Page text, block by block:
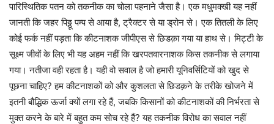
पारिस्थितिक पतन को तकनीक का चोला पहनाने जैसा है। एक मधुमक्खी यह नहीं
जानती कि जहर पिठ्ठू पम्प से आया है, ट्रैक्टर से या ड्रोन से। एक तितली के लिए
कोई फर्क नहीं पड़ता कि कीटनाशक जीपीएस से छिडक़ा गया या हाथ से। मिट्टी के
सूक्ष्म जीवों के लिए भी यह अहम नहीं कि खरपतवारनाशक किस तकनीक से लगाया
गया। नतीजा वही रहता है। यही वो सवाल है जो हमारी यूनिवर्सिटियों को खुद से
पूछना चाहिए? हम कीटनाशकों को और कुशलता से छिडक़ने के तरीके खोजने में
इतनी बौद्धिक ऊर्जा क्यों लगा रहे हैं, जबकि किसानों को कीटनाशकों की निर्भरता से
मुक्त करने के बारे में बहुत कम सोच रहे हैं? यह तकनीक विरोध का सवाल नहीं